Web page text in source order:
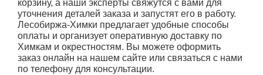
корзину, а наши эксперты свяжутся с вами для
уточнения деталей заказа и запустят его в работу.
Лесобиржа-Химки предлагает удобные способы
оплаты и организует оперативную доставку по
Химкам и окрестностям. Вы можете оформить
заказ онлайн на нашем сайте или связаться с нами
по телефону для консультации.